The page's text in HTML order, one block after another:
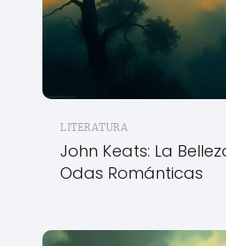
LITERATURA
John Keats: La
Odas Románticas